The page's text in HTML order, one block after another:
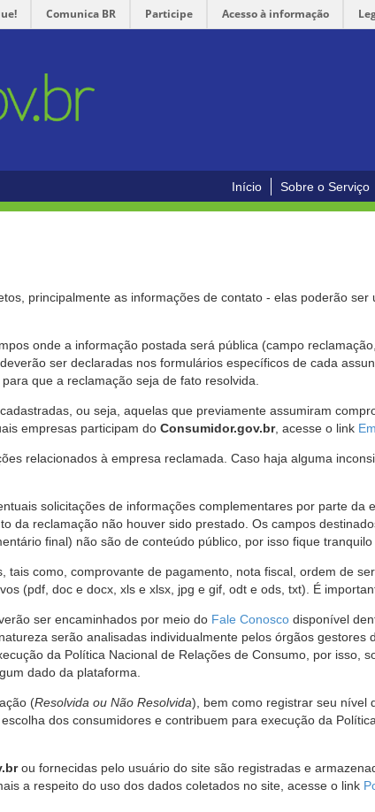
Comunica BR Participe Acesso à informação
Início Sobre o Serviço
principalmente as informações de contato - elas poderão
onde a informação postada será pública (campo
ser declaradas nos formulários específicos de cada
que a reclamação seja de fato resolvida.
ou seja, aquelas que previamente assumiram
empresas participam do Consumidor.gov.br, acesse o link
relacionados à empresa reclamada. Caso haja alguma
solicitações de informações complementares por parte da
da reclamação não houver sido prestado. Os campos
final) não são de conteúdo público, por isso fique
como, comprovante de pagamento, nota fiscal, ordem de
(pdf, doc e docx, xls e xlsx, jpg e gif, odt e ods, txt). É
ser encaminhados por meio do Fale Conosco disponível
serão analisadas individualmente pelos órgãos gestores
da Política Nacional de Relações de Consumo, por isso,
dado da plataforma.
(Resolvida ou Não Resolvida), bem como registrar seu nível
dos consumidores e contribuem para execução da
ou fornecidas pelo usuário do site são registradas e
a respeito do uso dos dados coletados no site, acesse o link